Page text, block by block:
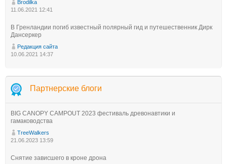
Brodilka
11.06.2021 12:41
В Гренландии погиб известный полярный гид и путешественник Дирк
Дансеркер
Редакция сайта
10.06.2021 14:37
Партнерские блоги
BIG CANOPY CAMPOUT 2023 фестиваль древонавтики и
гамаководства
TreeWalkers
21.06.2023 13:59
Снятие зависшего в кроне дрона